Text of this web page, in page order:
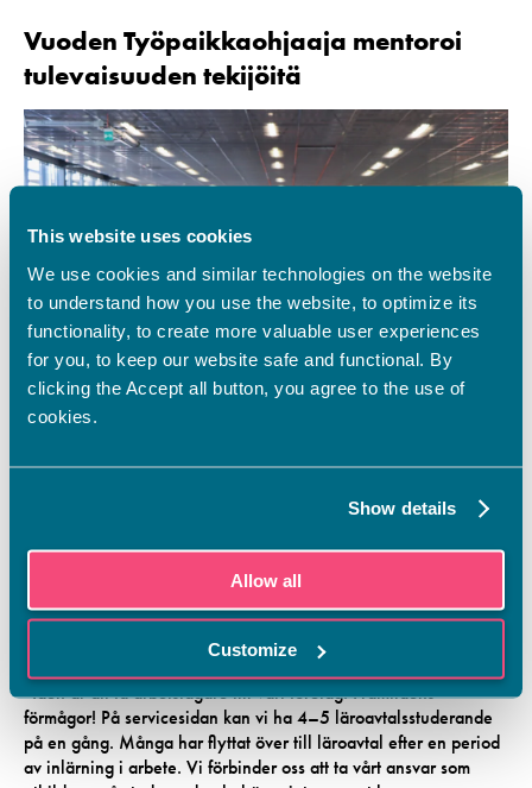
This website uses cookies
We use cookies and similar technologies on the website
to understand how you use the website, to optimize its
functionality, to create more valuable user experiences
for you, to keep our website safe and functional. By
clicking the Accept all button, you agree to the use of
cookies.
Show details
Allow all
Customize
Vuoden Työpaikkaohjaaja mentoroi
tulevaisuuden tekijöitä
Vamia valde verkstadsansvarigeJuha Kaukolafrån Rinta-
Juha har de senaste åren lotsat en betydande mängd av Vamias
studerande inom bilbranschen till ett yrke via läroavtal.
Samarbetet med bilbranschen har varit professionellt och man
har alltid ordnat saker snabbt och flexibelt från både företagets,
studerandens och Vamias del.
”Idén är att få arbetstagare till vårt företag. Framtidens
förmågor! På servicesidan kan vi ha 4–5 läroavtalsstuderande
på en gång. Många har flyttat över till läroavtal efter en period
av inlärning i arbete. Vi förbinder oss att ta vårt ansvar som